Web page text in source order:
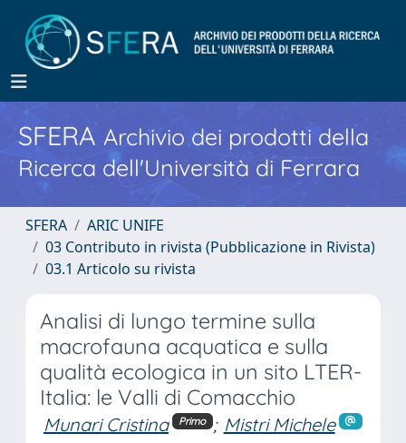
SFERA Archivio dei prodotti della
Ricerca dell'Università di Ferrara
SFERA
ARIC UNIFE
03 Contributo in rivista (Pubblicazione in Rivista)
03.1 Articolo su rivista
Analisi di lungo termine sulla
macrofauna acquatica e sulla
qualità ecologica in un sito LTER-
Italia: le Valli di Comacchio
Munari Cristina Primo ; Mistri Michele